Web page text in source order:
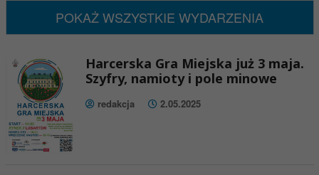
POKAŻ WSZYSTKIE WYDARZENIA
Harcerska Gra Miejska już 3 maja.
Szyfry, namioty i pole minowe
redakcja 2.05.2025